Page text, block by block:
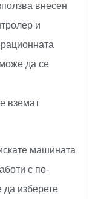
внесен
и
да се
вземат
машината
с по-
да изберете